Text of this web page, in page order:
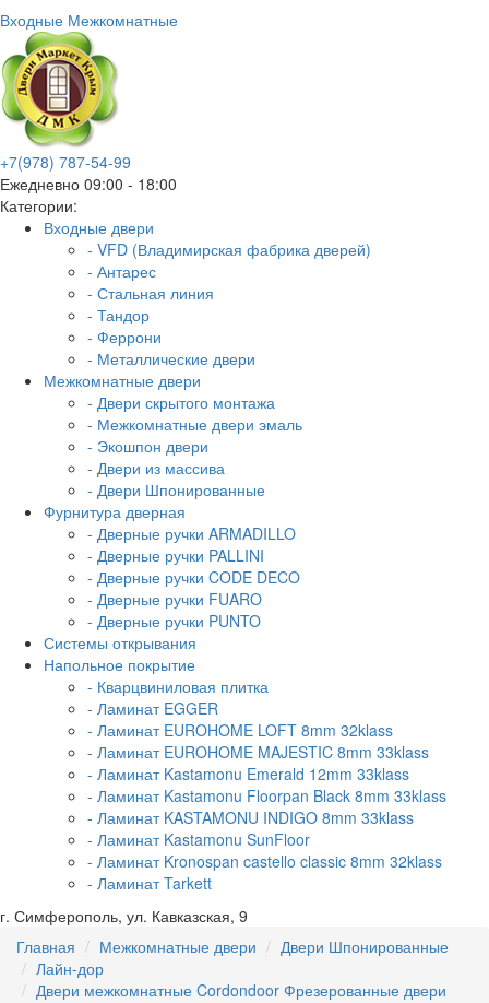
Входные Межкомнатные
+7(978) 787-54-99
Ежедневно 09:00 - 18:00
Категории:
Входные двери
- VFD (Владимирская фабрика дверей)
- Антарес
- Стальная линия
- Тандор
- Феррони
- Металлические двери
Межкомнатные двери
- Двери скрытого монтажа
- Межкомнатные двери эмаль
- Экошпон двери
- Двери из массива
- Двери Шпонированные
Фурнитура дверная
- Дверные ручки ARMADILLO
- Дверные ручки PALLINI
- Дверные ручки CODE DECO
- Дверные ручки FUARO
- Дверные ручки PUNTO
Системы открывания
Напольное покрытие
- Кварцвиниловая плитка
- Ламинат EGGER
- Ламинат EUROHOME LOFT 8mm 32klass
- Ламинат EUROHOME MAJESTIC 8mm 33klass
- Ламинат Kastamonu Emerald 12mm 33klass
- Ламинат Kastamonu Floorpan Black 8mm 33klass
- Ламинат KASTAMONU INDIGO 8mm 33klass
- Ламинат Kastamonu SunFloor
- Ламинат Kronospan castello classic 8mm 32klass
- Ламинат Tarkett
г. Симферополь, ул. Кавказская, 9
Главная
Межкомнатные двери
Двери Шпонированные
Лайн-дор
Двери межкомнатные Cordondoor Фрезерованные двери